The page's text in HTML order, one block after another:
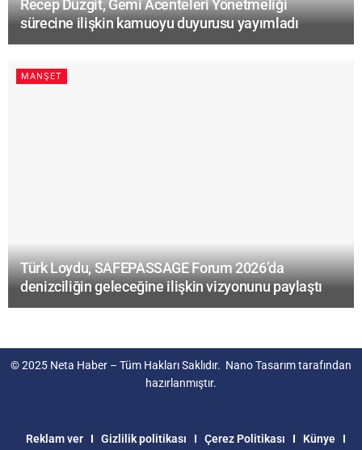
Recep Düzgit, Gemi Acenteleri Yönetmeliği
sürecine ilişkin kamuoyu duyurusu yayımladı
MANŞET
Türk Loydu, SAFEPASSAGE Forum 2026’da
denizciliğin geleceğine ilişkin vizyonunu paylaştı
© 2025 Neta Haber – Tüm Hakları Saklıdır. Nano Tasarımtarafından
hazırlanmıştır.
Reklam ver Gizlilik politikası Çerez Politikası Künye